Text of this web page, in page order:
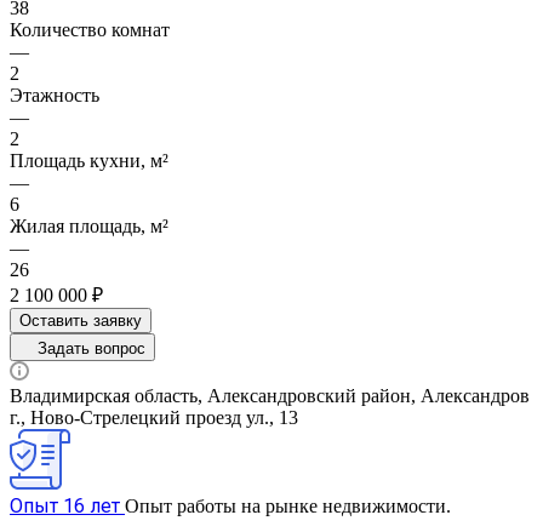
38
Количество комнат
—
2
Этажность
—
2
Площадь кухни, м²
—
6
Жилая площадь, м²
—
26
2 100 000 ₽
Оставить заявку
Задать вопрос
Владимирская область, Александровский район, Александров
г., Ново-Стрелецкий проезд ул., 13
Опыт 16 лет Опыт работы на рынке недвижимости.